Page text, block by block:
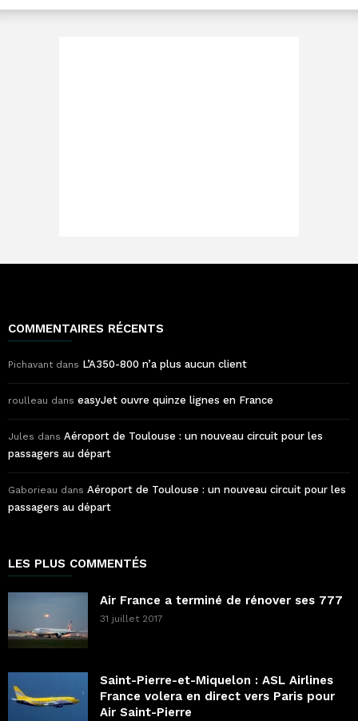
COMMENTAIRES RÉCENTS
Pichavant dans L’A350-800 n’a plus aucun client
roulleau dans easyJet ouvre quinze lignes en France
Jules dans Aéroport de Toulouse : un nouveau circuit pour les
passagers au départ
Gaborieau dans Aéroport de Toulouse : un nouveau circuit pour les
passagers au départ
LES PLUS COMMENTÉS
Air France a terminé de rénover ses 777
31 juillet 2017
Saint-Pierre-et-Miquelon : ASL Airlines
France volera en direct vers Paris pour
Air Saint-Pierre